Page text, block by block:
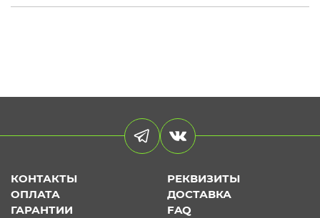
КОНТАКТЫ
РЕКВИЗИТЫ
ОПЛАТА
ДОСТАВКА
ГАРАНТИИ
FAQ